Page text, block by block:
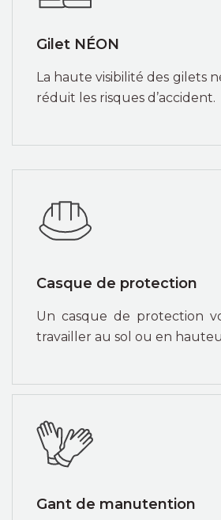
Gilet NÉON
La haute visibilité des gilets
réduit les risques d’accident.
Casque de protection
Un casque de protection
travailler au sol ou en
Gant de manutention